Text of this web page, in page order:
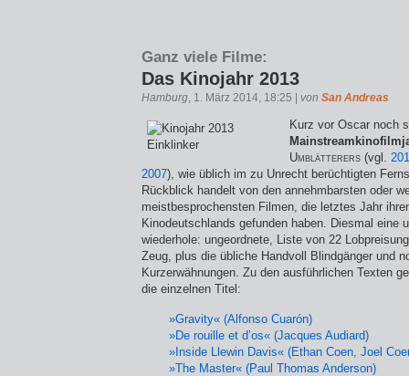
Ganz viele Filme:
Das Kinojahr 2013
Hamburg, 1. März 2014, 18:25 | von San Andreas
Kurz vor Oscar noch
Umblätterers (vgl.
2007), wie üblich im zu Unrecht berüchtigten
Rückblick handelt von den annehmbarsten oder
meistbesprochensten Filmen, die letztes Jahr
Kinodeutschlands gefunden haben. Diesmal eine
wiederhole: ungeordnete, Liste von 22
Zeug, plus die übliche Handvoll Blindgänger und
Kurzerwähnungen. Zu den ausführlichen Texten
die einzelnen Titel:
»Gravity« (Alfonso Cuarón)
»De rouille et d’os« (Jacques Audiard)
»Inside Llewin Davis« (Ethan Coen, Joel
»The Master« (Paul Thomas Anderson)